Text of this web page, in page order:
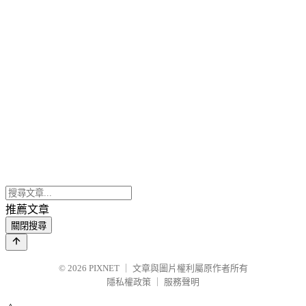
推薦文章
關閉搜尋
© 2026 PIXNET
文章與圖片權利屬原作者所有
隱私權政策
服務聲明